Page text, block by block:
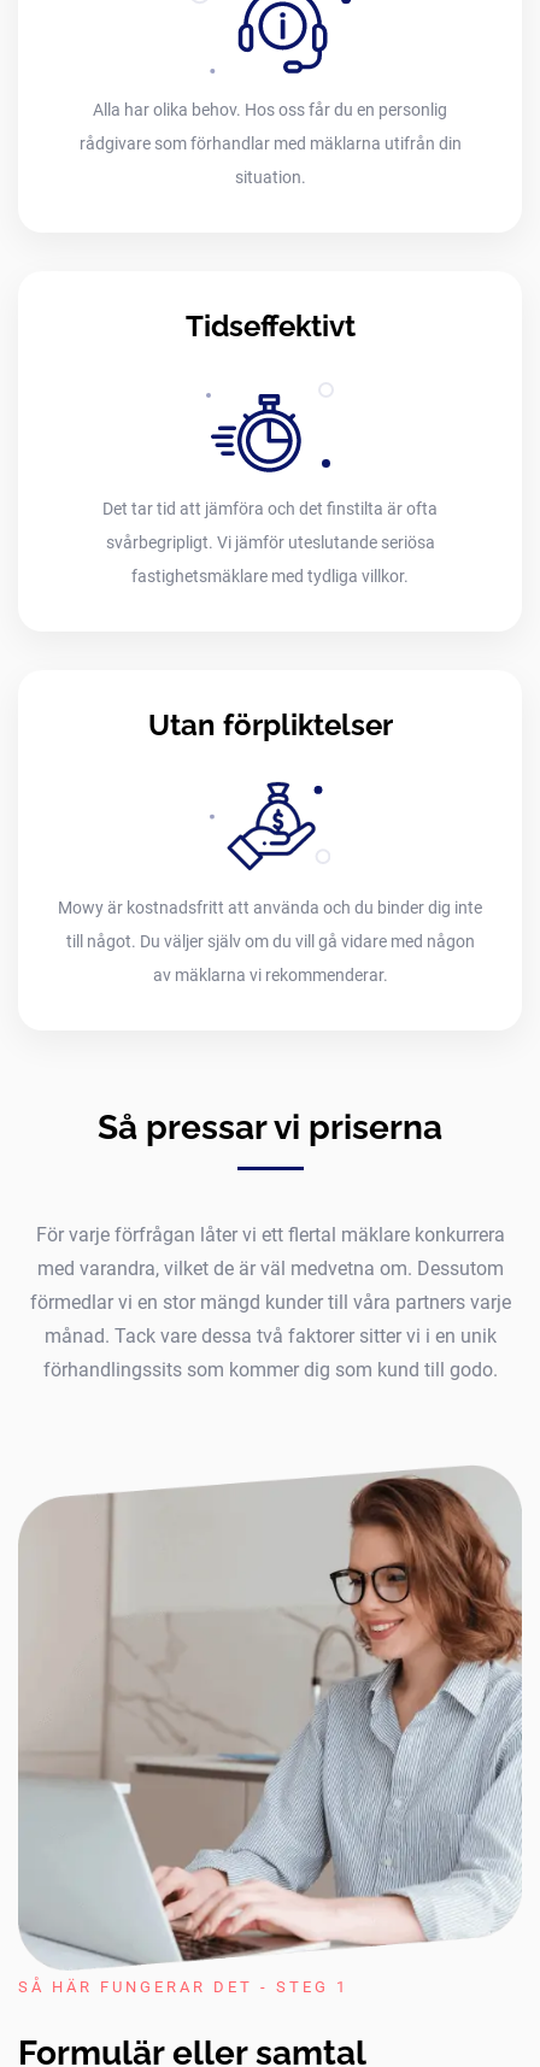
Alla har olika behov. Hos oss får du en personlig
rådgivare som förhandlar med mäklarna utifrån din
situation.
Tidseffektivt
Det tar tid att jämföra och det finstilta är ofta
svårbegripligt. Vi jämför uteslutande seriösa
fastighetsmäklare med tydliga villkor.
Utan förpliktelser
Mowy är kostnadsfritt att använda och du binder dig inte
till något. Du väljer själv om du vill gå vidare med någon
av mäklarna vi rekommenderar.
Så pressar vi priserna
För varje förfrågan låter vi ett flertal mäklare konkurrera
med varandra, vilket de är väl medvetna om. Dessutom
förmedlar vi en stor mängd kunder till våra partners varje
månad. Tack vare dessa två faktorer sitter vi i en unik
förhandlingssits som kommer dig som kund till godo.
SÅ HÄR FUNGERAR DET - STEG 1
Formulär eller samtal